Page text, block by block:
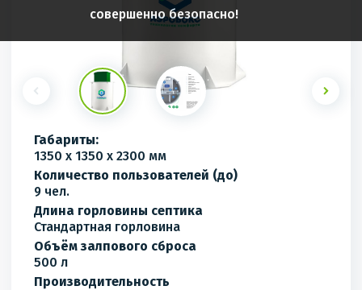
Габариты:
1350 x 1350 x 2300 мм
Количество пользователей (до)
9 чел.
Длина горловины септика
Стандартная горловина
Объём залпового сброса
500 л
Производительность
совершенно безопасно!